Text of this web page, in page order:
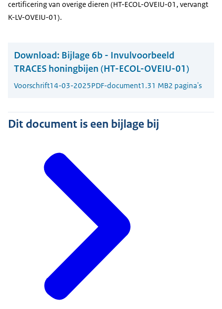
certificering van overige dieren (HT-ECOL-OVEIU-01, vervangt
K-LV-OVEIU-01).
Download: Bijlage 6b - Invulvoorbeeld
TRACES honingbijen (HT-ECOL-OVEIU-01)
Voorschrift14-03-2025PDF-document1.31 MB2 pagina's
Dit document is een bijlage bij